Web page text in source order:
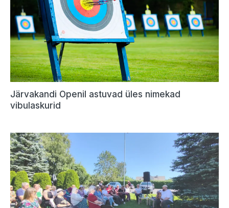
Järvakandi Openil astuvad üles nimekad
vibulaskurid